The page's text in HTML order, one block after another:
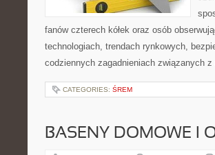
fanów czterech kółek oraz osób
technologiach, trendach rynkowych,
codziennych zagadnieniach związanych
CATEGORIES: ŚREM
BASENY DOMOWE I